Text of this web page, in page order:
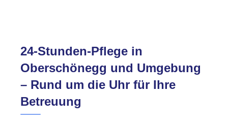
24-Stunden-Pflege in
Oberschönegg und Umgebung
– Rund um die Uhr für Ihre
Betreuung